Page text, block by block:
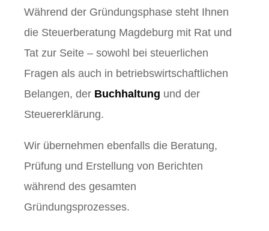
Während der Gründungsphase steht Ihnen
die Steuerberatung Magdeburg mit Rat und
Tat zur Seite – sowohl bei steuerlichen
Fragen als auch in betriebswirtschaftlichen
Belangen, der Buchhaltung und der
Steuererklärung.
Wir übernehmen ebenfalls die Beratung,
Prüfung und Erstellung von Berichten
während des gesamten
Gründungsprozesses.